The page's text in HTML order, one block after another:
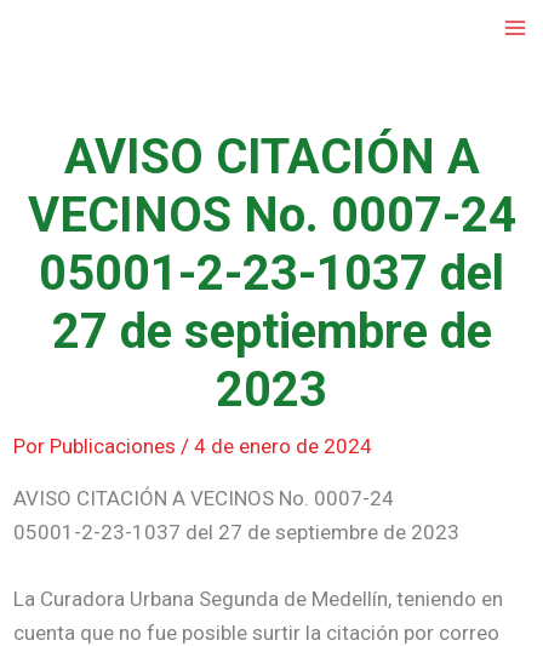
AVISO CITACIÓN A
VECINOS No. 0007-24
05001-2-23-1037 del
27 de septiembre de
2023
Por Publicaciones /4 de enero de 2024
AVISO CITACIÓN A VECINOS No. 0007-24
05001-2-23-1037 del 27 de septiembre de 2023
La Curadora Urbana Segunda de Medellín, teniendo en
cuenta que no fue posible surtir la citación por correo